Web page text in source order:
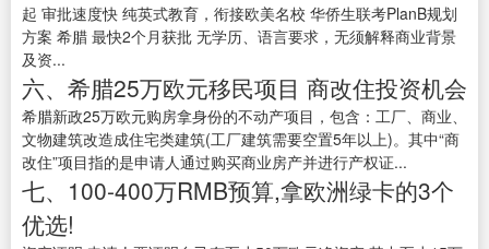
起 审批速度快 纯英式教育，衔接欧美名校 华侨生联考PlanB规划
方案 希腊 最快2个月获批 无学历、语言要求，无须解释商业背景
及资...
六、希腊25万欧元移民项目 商改住投资机会
希腊新政25万欧元购房拿身份的不动产项目，包含：工厂、商业、
文物建筑改造成住宅类建筑(工厂建筑需要空置5年以上)。其中“商
改住”项目指的是申请人通过购买商业房产并进行产权证...
七、100-400万RMB预算,拿欧洲绿卡的3个
优选!